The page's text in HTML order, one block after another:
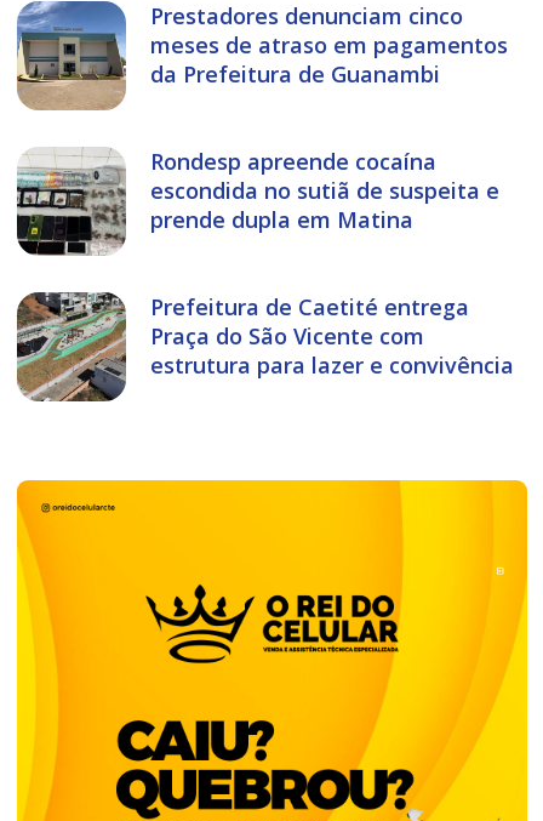
Prestadores denunciam cinco
meses de atraso em pagamentos
da Prefeitura de Guanambi
Rondesp apreende cocaína
escondida no sutiã de suspeita e
prende dupla em Matina
Prefeitura de Caetité entrega
Praça do São Vicente com
estrutura para lazer e convivência